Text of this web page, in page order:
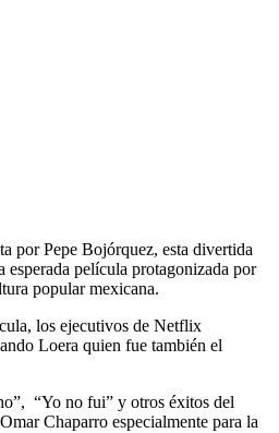
por Pepe Bojórquez, esta divertida
esperada película protagonizada por
popular mexicana.
los ejecutivos de Netflix
Loera quien fue también el
“Yo no fui” y otros éxitos del
Chaparro especialmente para la